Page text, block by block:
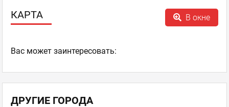
КАРТА В окне
Ваc может заинтересовать:
ДРУГИЕ ГОРОДА